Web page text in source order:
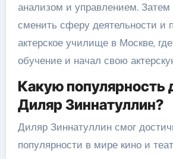
анализом и управлением.
сменить сферу деятельности и
актерское училище в Москве,
обучение и начал свою
Какую популярность
Диляр Зиннатуллин?
Диляр Зиннатуллин смог
популярности в мире кино и